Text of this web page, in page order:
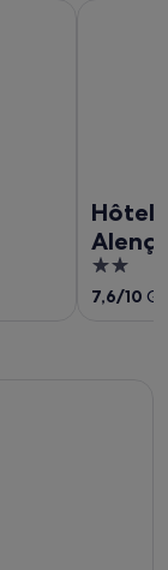
Hôtel
2
out
7,6/10